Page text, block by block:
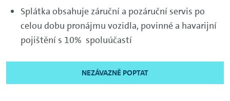
Splátka obsahuje záruční a pozáruční servis po
celou dobu pronájmu vozidla, povinné a havarijní
pojištění s 10% spoluúčastí
NEZÁVAZNĚ POPTAT